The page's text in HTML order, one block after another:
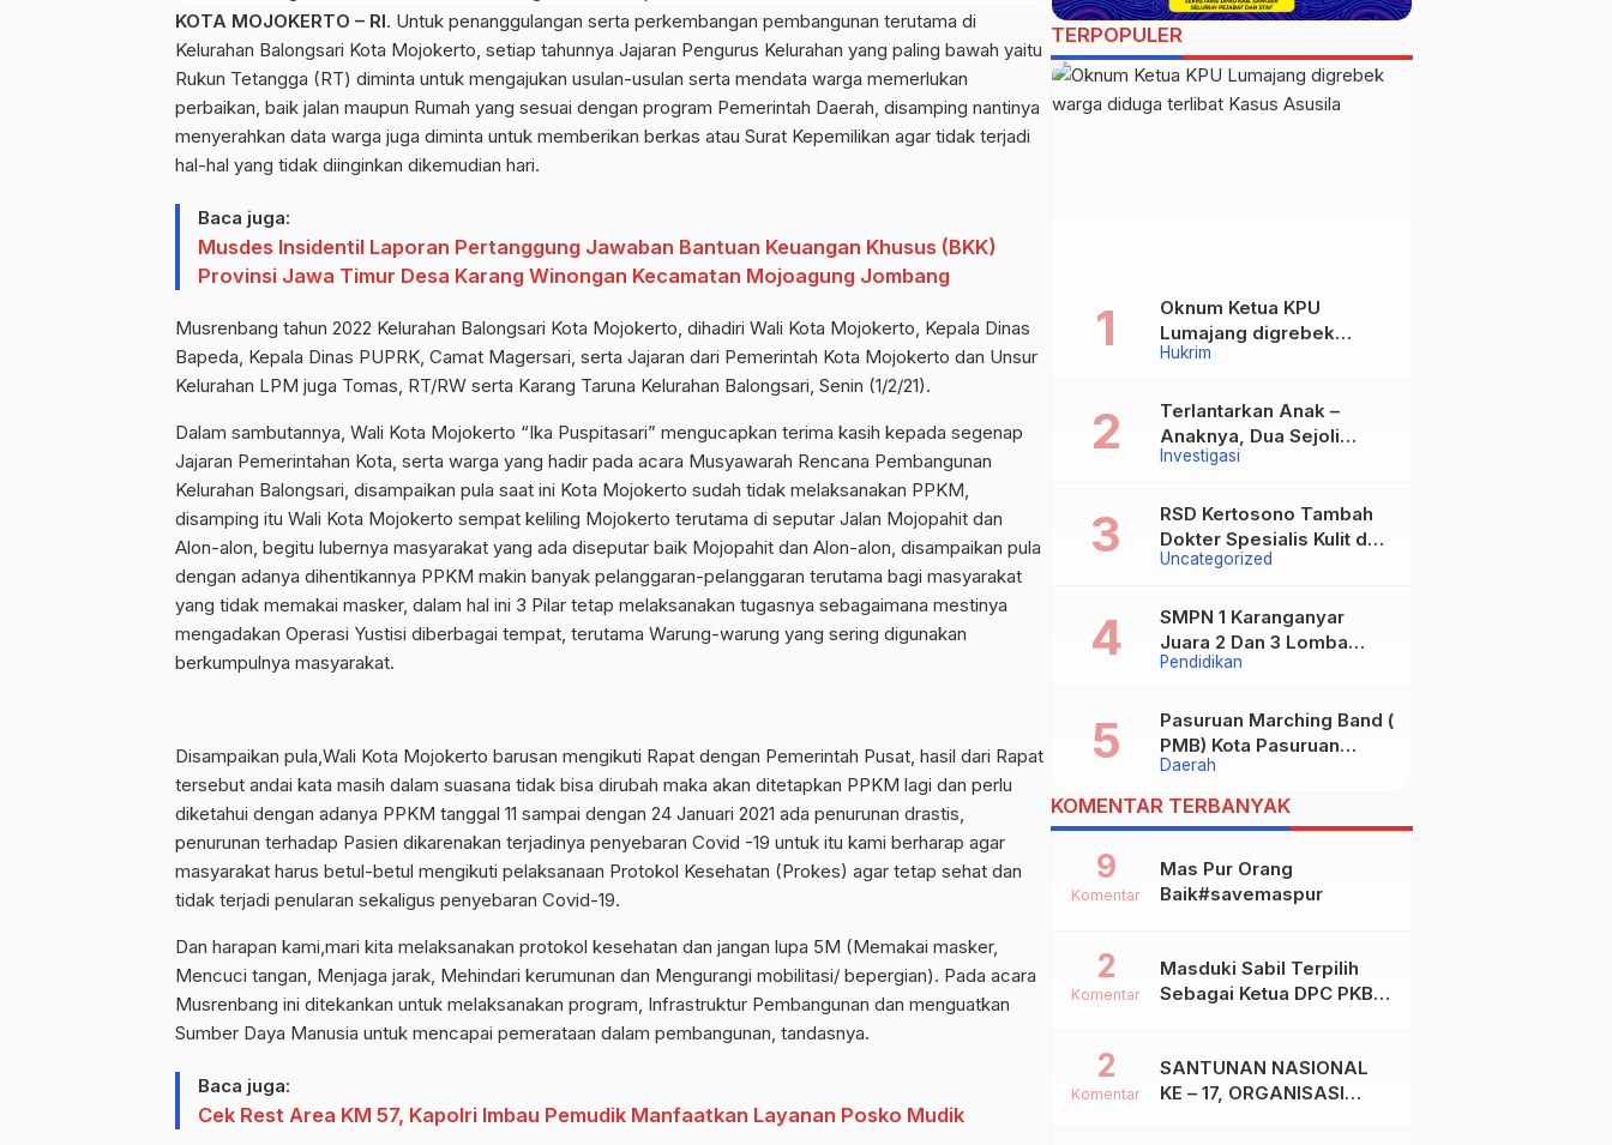
KOTA MOJOKERTO – RI. Untuk penanggulangan serta perkembangan pembangunan terutama di
Kelurahan Balongsari Kota Mojokerto, setiap tahunnya Jajaran Pengurus Kelurahan yang paling bawah yaitu
Rukun Tetangga (RT) diminta untuk mengajukan usulan-usulan serta mendata warga memerlukan
perbaikan, baik jalan maupun Rumah yang sesuai dengan program Pemerintah Daerah, disamping nantinya
menyerahkan data warga juga diminta untuk memberikan berkas atau Surat Kepemilikan agar tidak terjadi
hal-hal yang tidak diinginkan dikemudian hari.
Baca juga:
Musdes Insidentil Laporan Pertanggung Jawaban Bantuan Keuangan Khusus (BKK)
Provinsi Jawa Timur Desa Karang Winongan Kecamatan Mojoagung Jombang
Musrenbang tahun 2022 Kelurahan Balongsari Kota Mojokerto, dihadiri Wali Kota Mojokerto, Kepala Dinas
Bapeda, Kepala Dinas PUPRK, Camat Magersari, serta Jajaran dari Pemerintah Kota Mojokerto dan Unsur
Kelurahan LPM juga Tomas, RT/RW serta Karang Taruna Kelurahan Balongsari, Senin (1/2/21).
Dalam sambutannya, Wali Kota Mojokerto “Ika Puspitasari” mengucapkan terima kasih kepada segenap
Jajaran Pemerintahan Kota, serta warga yang hadir pada acara Musyawarah Rencana Pembangunan
Kelurahan Balongsari, disampaikan pula saat ini Kota Mojokerto sudah tidak melaksanakan PPKM,
disamping itu Wali Kota Mojokerto sempat keliling Mojokerto terutama di seputar Jalan Mojopahit dan
Alon-alon, begitu lubernya masyarakat yang ada diseputar baik Mojopahit dan Alon-alon, disampaikan pula
dengan adanya dihentikannya PPKM makin banyak pelanggaran-pelanggaran terutama bagi masyarakat
yang tidak memakai masker, dalam hal ini 3 Pilar tetap melaksanakan tugasnya sebagaimana mestinya
mengadakan Operasi Yustisi diberbagai tempat, terutama Warung-warung yang sering digunakan
berkumpulnya masyarakat.
Disampaikan pula,Wali Kota Mojokerto barusan mengikuti Rapat dengan Pemerintah Pusat, hasil dari Rapat
tersebut andai kata masih dalam suasana tidak bisa dirubah maka akan ditetapkan PPKM lagi dan perlu
diketahui dengan adanya PPKM tanggal 11 sampai dengan 24 Januari 2021 ada penurunan drastis,
penurunan terhadap Pasien dikarenakan terjadinya penyebaran Covid -19 untuk itu kami berharap agar
masyarakat harus betul-betul mengikuti pelaksanaan Protokol Kesehatan (Prokes) agar tetap sehat dan
tidak terjadi penularan sekaligus penyebaran Covid-19.
Dan harapan kami,mari kita melaksanakan protokol kesehatan dan jangan lupa 5M (Memakai masker,
Mencuci tangan, Menjaga jarak, Mehindari kerumunan dan Mengurangi mobilitasi/ bepergian). Pada acara
Musrenbang ini ditekankan untuk melaksanakan program, Infrastruktur Pembangunan dan menguatkan
Sumber Daya Manusia untuk mencapai pemerataan dalam pembangunan, tandasnya.
Baca juga:
Cek Rest Area KM 57, Kapolri Imbau Pemudik Manfaatkan Layanan Posko Mudik
TERPOPULER
Hukrim
Oknum Ketua KPU
Lumajang digrebek
warga diduga terlibat
Investigasi
Terlantarkan Anak –
Anaknya, Dua Sejoli
Tanpa Ikatan Pernikahan
Geger Madiun dan
Maospati Magetan Siap
digugat ?
Uncategorized
RSD Kertosono Tambah
Dokter Spesialis Kulit dan
Kelamin
Pendidikan
SMPN 1 Karanganyar
Juara 2 Dan 3 Lomba
Kaligrafi Tingkat
Daerah
Pasuruan Marching Band (
PMB) Kota Pasuruan
Akhirnya Raih Dua Gelar
Juara Dalam Kejurprov
Jatim 2024
KOMENTAR TERBANYAK
Mas Pur Orang
Baik#savemaspur
9
Komentar
Masduki Sabil Terpilih
Sebagai Ketua DPC PKB
2
Komentar
SANTUNAN NASIONAL
KE – 17, ORGANISASI
2
Komentar